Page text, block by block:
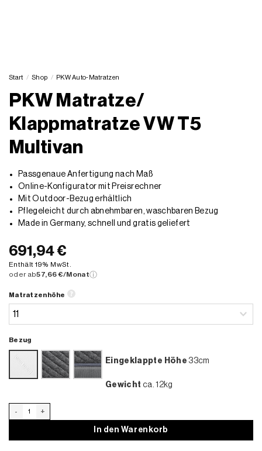
Start / Shop / PKW Auto-Matratzen
PKW Matratze/
Klappmatratze VW T5
Multivan
Passgenaue Anfertigung nach Maß
Online-Konfigurator mit Preisrechner
Mit Outdoor-Bezug erhältlich
Pflegeleicht durch abnehmbaren, waschbaren Bezug
Made in Germany, schnell und gratis geliefert
691,94 €
Enthält 19% MwSt.
oder ab57,66 €/Monatⓘ
Matratzenhöhe
Bezug
Eingeklappte Höhe 33cm
Gewicht ca. 12kg
PKW Matratze/ Klappmatratze VW T5 Multivan Menge
In den Warenkorb